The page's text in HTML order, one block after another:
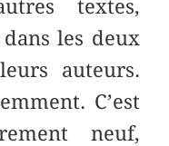
textes,
les deux
auteurs.
C’est
neuf,